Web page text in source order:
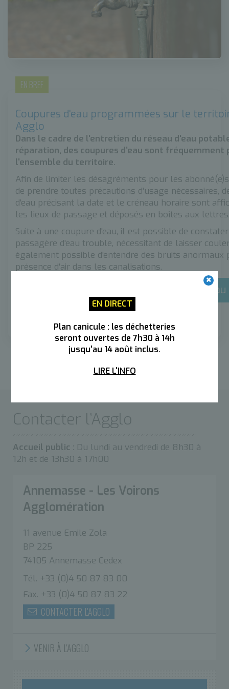
EN DIRECT
Plan canicule : les déchetteries
seront ouvertes de 7h30 à 14h
jusqu'au 14 août inclus.
LIRE L'INFO
EN BREF
Coupures d'eau programmées sur le
Agglo
Dans le cadre de l'entretien du réseau d'eau
réparation, des coupures d’eau sont
l'ensemble du territoire.
Afin de limiter les désagréments pour les
de prendre toutes précautions d'usage nécessaires,
d'eau précisant la date et le créneau horaire sont
les lieux de passage et déposés en boîtes aux
Suite à une coupure d'eau, il est possible de
passagère d'eau trouble, nécessitant de laisser
également possible d'entendre des bruits anormaux
présence d'air dans les canalisations.
Restez informé·e sur les coupures grâce
Contacter l’Agglo
Accueil public : Du lundi au vendredi de 8h30 à
12h et de 13h30 à 17h00
Annemasse - Les Voirons
Agglomération
11 avenue Emile Zola
BP 225
74105 Annemasse Cedex
Tél. +33 (0)4 50 87 83 00
Fax. +33 (0)4 50 87 83 22
CONTACTER L'AGGLO
VENIR À L'AGGLO